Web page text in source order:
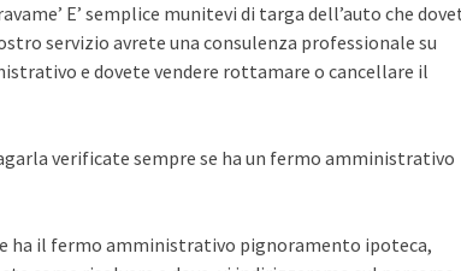
E’ semplice munitevi di targa dell’auto che
servizio avrete una consulenza professionale su
e dovete vendere rottamare o cancellare il
verificate sempre se ha un fermo amministrativo
ha il fermo amministrativo pignoramento ipoteca,